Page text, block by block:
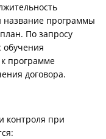
название программы
По запросу
обучения
программе
договора.
контроля при